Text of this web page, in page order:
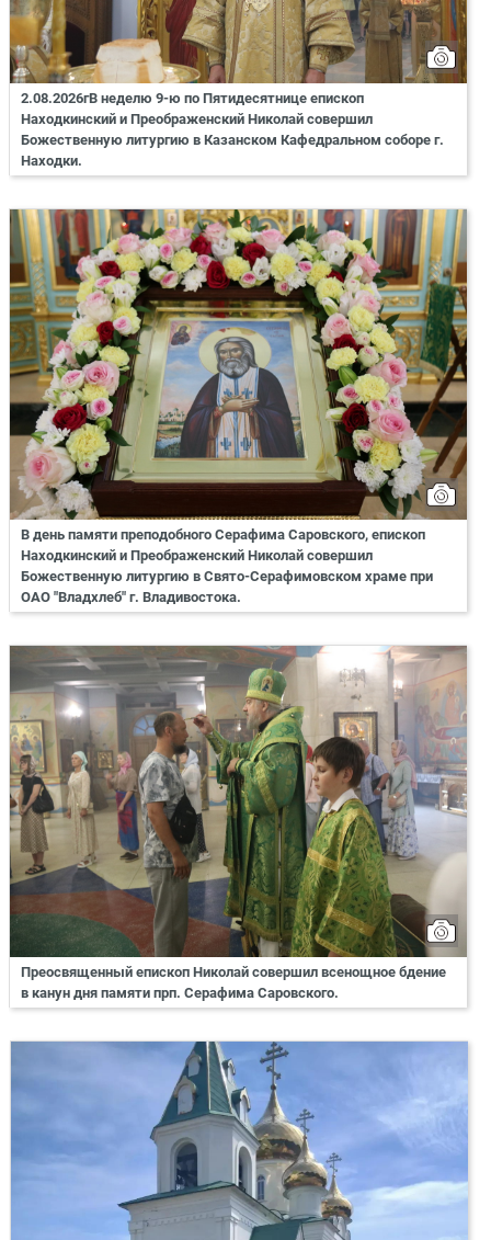
2.08.2026гВ неделю 9-ю по Пятидесятнице епископ
Находкинский и Преображенский Николай совершил
Божественную литургию в Казанском Кафедральном соборе г.
Находки.
В день памяти преподобного Серафима Саровского, епископ
Находкинский и Преображенский Николай совершил
Божественную литургию в Свято-Серафимовском храме при
ОАО "Владхлеб" г. Владивостока.
Преосвященный епископ Николай совершил всенощное бдение
в канун дня памяти прп. Серафима Саровского.